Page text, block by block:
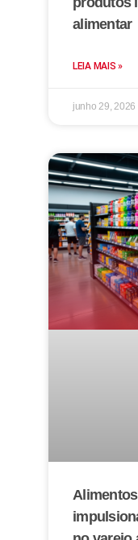
alimentar
LEIA MAIS »
junho 29, 2026